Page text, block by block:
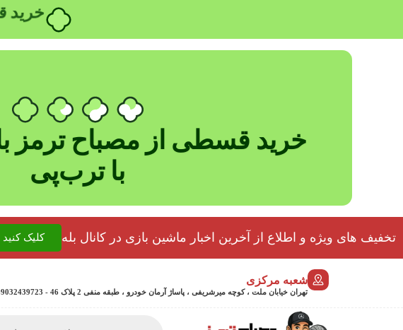
خرید
خرید قسطی از مصباح ترمز
با ترب‌پی
تخفیف های ویژه و اطلاع از آخرین اخبار ماشین بازی در کانال بله کلیک کنید
شعبه مرکزی
تهران خیابان ملت ، کوچه میرشریفی ، پاساژ آرمان خودرو ، طبقه منفی 2 پلاک 46 - 09032439723